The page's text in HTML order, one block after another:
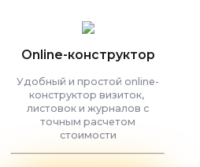
Online-конструктор
Удобный и простой online-
конструктор визиток,
листовок и журналов с
точным расчетом
стоимости